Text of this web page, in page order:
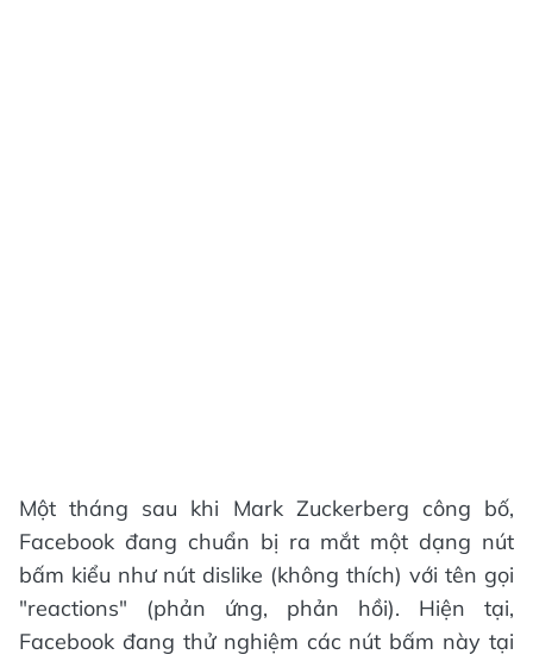
Một tháng sau khi Mark Zuckerberg công bố,
Facebook đang chuẩn bị ra mắt một dạng nút
bấm kiểu như nút dislike (không thích) với tên gọi
"reactions" (phản ứng, phản hồi). Hiện tại,
Facebook đang thử nghiệm các nút bấm này tại